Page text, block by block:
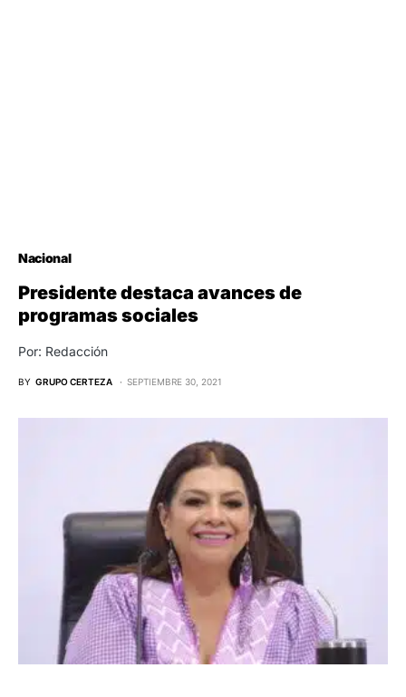
Nacional
Presidente destaca avances de
programas sociales
Por: Redacción
BY GRUPO CERTEZA SEPTIEMBRE 30, 2021